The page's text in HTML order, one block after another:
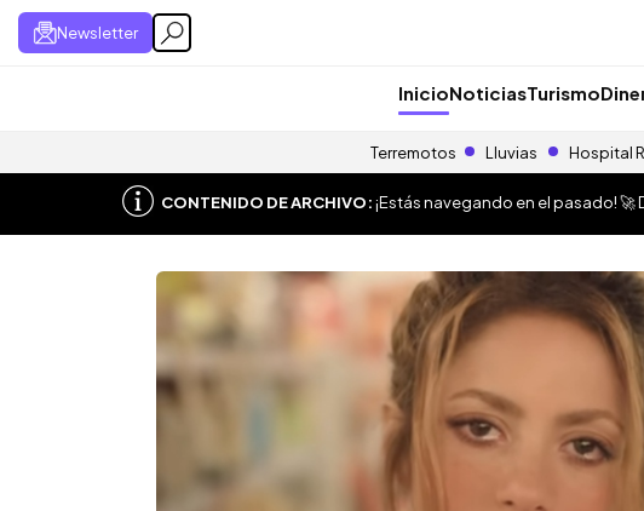
Newsletter
InicioNoticiasTurismo
Terremotos Lluvias Hospital
CONTENIDO DE ARCHIVO:¡Estás navegando en el pasado! 🚀